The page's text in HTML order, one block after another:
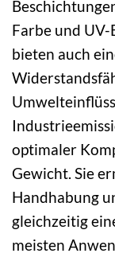
Farbe und
bieten auch
optimaler
Gewicht. Sie
Handhabung
gleichzeitig
meisten